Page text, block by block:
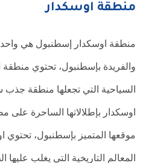
منطقة اوسكدار
منطقة اوسكدار إسطنبول هي
والفريدة بإسطنبول، تحتوي
السياحية التي تجعلها منطقة جذب
اوسكدار بإطلالاتها الساحرة على
موقعها المتميز بإسطنبول، تحتوي
المعالم التاريخية التي يغلب